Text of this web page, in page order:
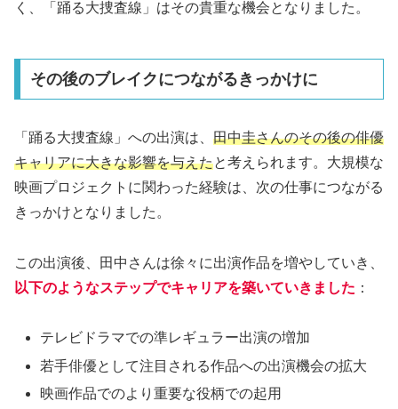
く、「踊る大捜査線」はその貴重な機会となりました。
その後のブレイクにつながるきっかけに
「踊る大捜査線」への出演は、 田中圭さんのその後の俳優
キャリアに大きな影響を与えたと考えられます。大規模な
映画プロジェクトに関わった経験は、次の仕事につながる
きっかけとなりました。
この出演後、田中さんは徐々に出演作品を増やしていき、
以下のようなステップでキャリアを築いていきました ：
テレビドラマでの準レギュラー出演の増加
若手俳優として注目される作品への出演機会の拡大
映画作品でのより重要な役柄での起用